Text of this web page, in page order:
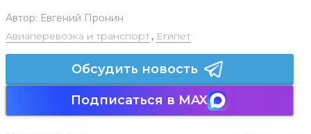
Автор: Евгений Пронин
Авиаперевозка и транспорт, Египет
Обсудить новость
Подписаться в MAX